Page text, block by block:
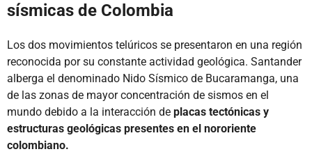
sísmicas de Colombia
Los dos movimientos telúricos se presentaron en una región
reconocida por su constante actividad geológica. Santander
alberga el denominado Nido Sísmico de Bucaramanga, una
de las zonas de mayor concentración de sismos en el
mundo debido a la interacción de placas tectónicas y
estructuras geológicas presentes en el nororiente
colombiano.